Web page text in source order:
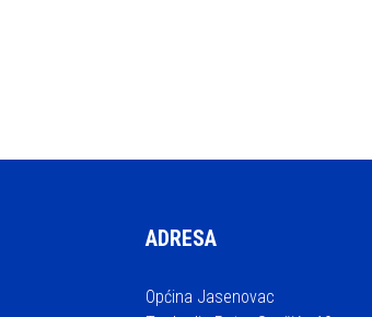
ADRESA
Općina Jasenovac